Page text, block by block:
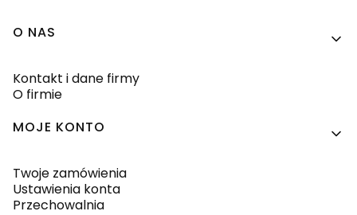
Linki w stopce
O NAS
Kontakt i dane firmy
O firmie
MOJE KONTO
Twoje zamówienia
Ustawienia konta
Przechowalnia